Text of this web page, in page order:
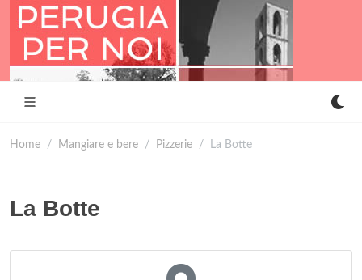
Home Mangiare e bere Pizzerie La Botte
La Botte